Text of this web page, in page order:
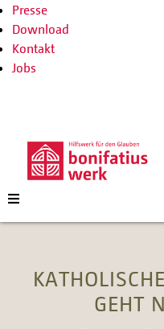
Presse
Download
Kontakt
Jobs
GEHT